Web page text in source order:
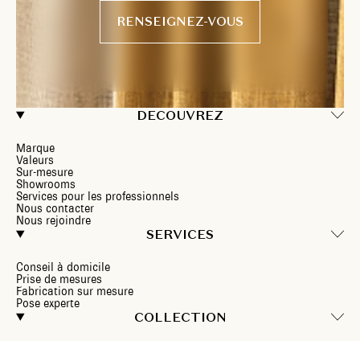
DECOUVREZ
Marque
Valeurs
Sur-mesure
Showrooms
Services pour les professionnels
Nous contacter
Nous rejoindre
SERVICES
Conseil à domicile
Prise de mesures
Fabrication sur mesure
Pose experte
COLLECTION
RENSEIGNEZ-VOUS